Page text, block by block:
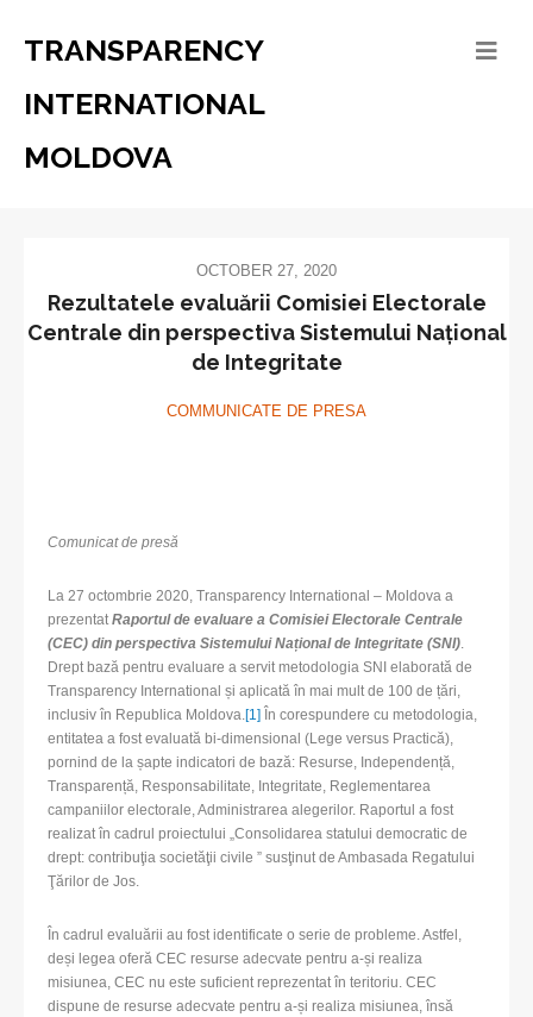
TRANSPARENCY
INTERNATIONAL
MOLDOVA
OCTOBER 27, 2020
Rezultatele evaluării Comisiei Electorale
Centrale din perspectiva Sistemului Național
de Integritate
COMMUNICATE DE PRESA
Comunicat de presă
La 27 octombrie 2020, Transparency International – Moldova a
prezentatRaportul de evaluare a Comisiei Electorale Centrale
(CEC) din perspectiva Sistemului Național de Integritate (SNI).
Drept bază pentru evaluare a servit metodologia SNI elaborată de
Transparency International și aplicată în mai mult de 100 de țări,
inclusiv în Republica Moldova.[1] În corespundere cu metodologia,
entitatea a fost evaluată bi-dimensional (Lege versus Practică),
pornind de la șapte indicatori de bază: Resurse, Independență,
Transparență, Responsabilitate, Integritate, Reglementarea
campaniilor electorale, Administrarea alegerilor. Raportul a fost
realizat în cadrul proiectului „Consolidarea statului democratic de
drept: contribuţia societăţii civile ” susţinut de Ambasada Regatului
Ţărilor de Jos.
În cadrul evaluării au fost identificate o serie de probleme. Astfel,
deși legea oferă CEC resurse adecvate pentru a-și realiza
misiunea, CEC nu este suficient reprezentat în teritoriu. CEC
dispune de resurse adecvate pentru a-și realiza misiunea, însă